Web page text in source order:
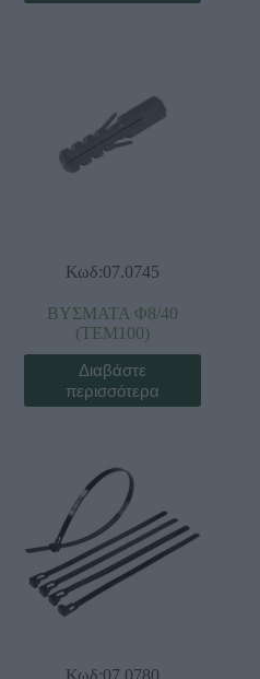
Κωδ:07.0745
ΒΥΣΜΑΤΑ Φ8/40
(ΤΕΜ100)
Διαβάστε
περισσότερα